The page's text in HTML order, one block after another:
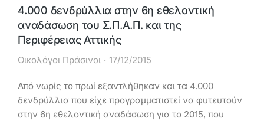
4.000 δενδρύλλια στην 6η εθελοντική
αναδάσωση του Σ.Π.Α.Π. και της
Περιφέρειας Αττικής
Οικολόγοι Πράσινοι 17/12/2015
Από νωρίς το πρωί εξαντλήθηκαν και τα 4.000
δενδρύλλια που είχε προγραμματιστεί να φυτευτούν
στην 6η εθελοντική αναδάσωση για το 2015, που